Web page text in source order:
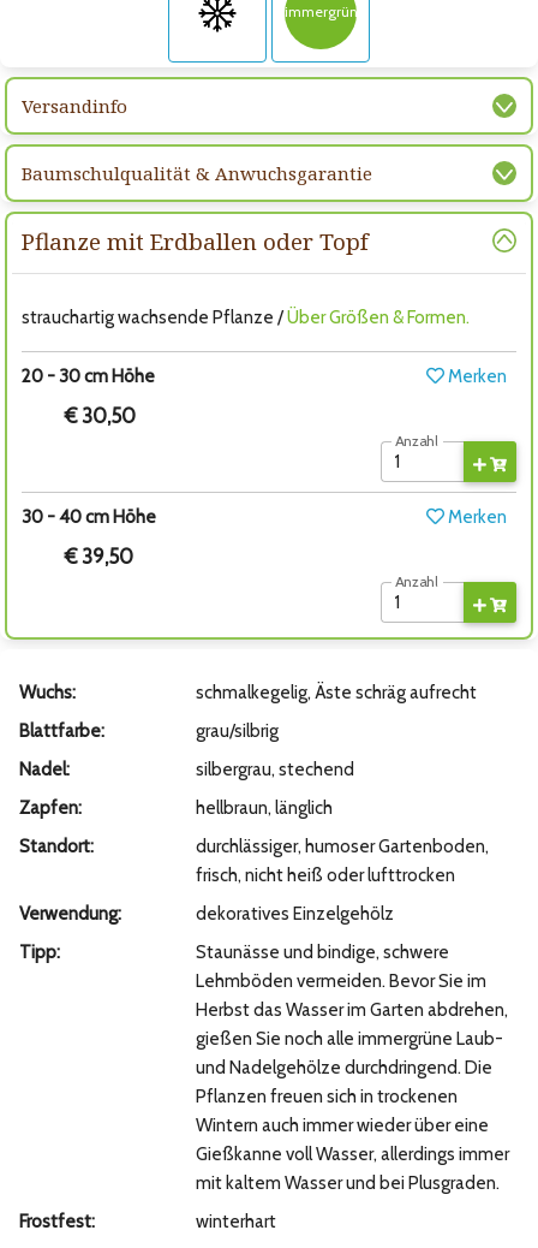
immergrün
Versandinfo
Baumschulqualität & Anwuchsgarantie
Pflanze mit Erdballen oder Topf
strauchartig wachsende Pflanze /Über Größen & Formen.
20 - 30 cm Höhe Merken
€ 30,50
Anzahl
30 - 40 cm Höhe Merken
€ 39,50
Anzahl
Wuchs:
schmalkegelig, Äste schräg aufrecht
Blattfarbe:
grau/silbrig
Nadel:
silbergrau, stechend
Zapfen:
hellbraun, länglich
Standort:
durchlässiger, humoser Gartenboden,
frisch, nicht heiß oder lufttrocken
Verwendung:
dekoratives Einzelgehölz
Tipp:
Staunässe und bindige, schwere
Lehmböden vermeiden. Bevor Sie im
Herbst das Wasser im Garten abdrehen,
gießen Sie noch alle immergrüne Laub-
und Nadelgehölze durchdringend. Die
Pflanzen freuen sich in trockenen
Wintern auch immer wieder über eine
Gießkanne voll Wasser, allerdings immer
mit kaltem Wasser und bei Plusgraden.
Frostfest:
winterhart